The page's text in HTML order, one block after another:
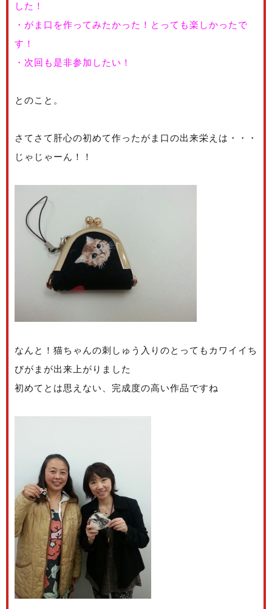
した！
・がま口を作ってみたかった！とっても楽しかったで
す！
・次回も是非参加したい！
とのこと。
さてさて肝心の初めて作ったがま口の出来栄えは・・・
じゃじゃーん！！
なんと！猫ちゃんの刺しゅう入りのとってもカワイイち
びがまが出来上がりました
初めてとは思えない、完成度の高い作品ですね